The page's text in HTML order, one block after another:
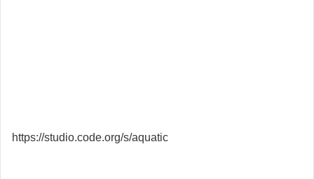
https://studio.code.org/s/aquatic